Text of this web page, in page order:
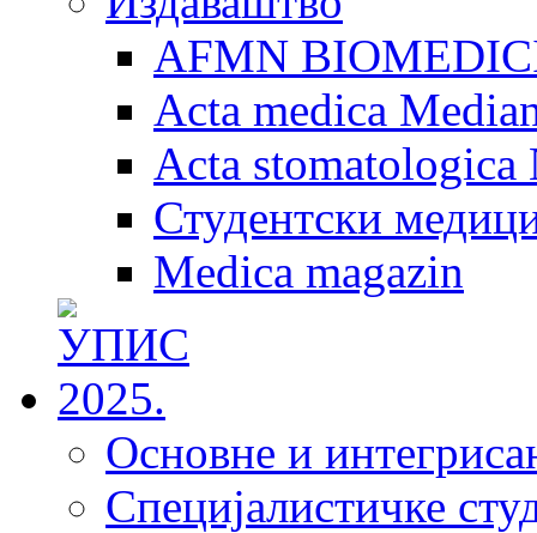
AFMN
Acta medica
Acta stomatologica
Студентски
Medica magazin
Основне и
Специјалистичке